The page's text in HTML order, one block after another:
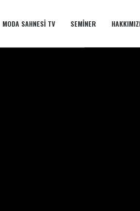
MODA SAHNESI TV SEMINER